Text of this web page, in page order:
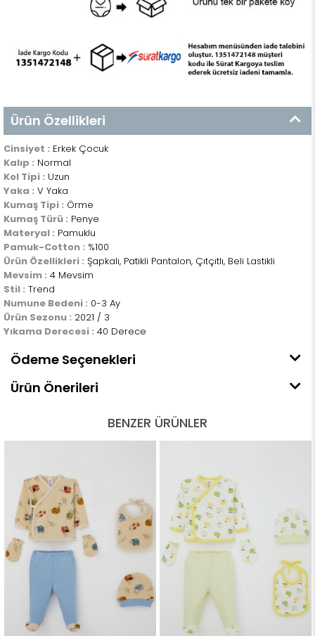
Ürün Özellikleri
Cinsiyet : Erkek Çocuk
Kalıp : Normal
Kol Tipi : Uzun
Yaka : V Yaka
Kumaş Tipi : Örme
Kumaş Türü : Penye
Materyal : Pamuklu
Pamuk-Cotton : %100
Ürün Özellikleri : Şapkalı, Patikli Pantalon, Çıtçıtlı, Beli Lastikli
Mevsim : 4 Mevsim
Stil : Trend
Numune Bedeni : 0-3 Ay
Ürün Sezonu : 2021 / 3
Yıkama Derecesi : 40 Derece
Ödeme Seçenekleri
Ürün Önerileri
BENZER ÜRÜNLER